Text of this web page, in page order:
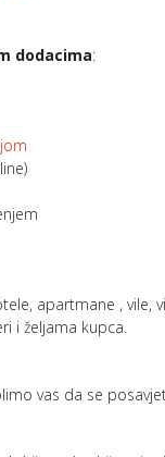
dodacima:
apartmane , vile,
i željama kupca.
vas da se